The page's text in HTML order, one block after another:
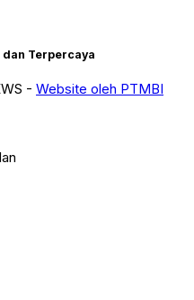
dan Terpercaya
- Website oleh PTMBI